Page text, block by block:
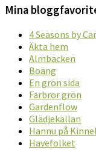
Mina
4 Seasons by
Äkta hem
Almbacken
Boäng
En grön sida
Farbror grön
Gardenflow
Glädjekällan
Hannu på
Havefolket